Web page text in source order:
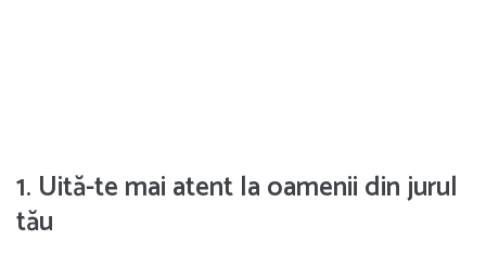
1. Uită-te mai atent la oamenii din jurul
tău